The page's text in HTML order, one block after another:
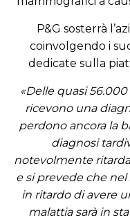
P&G sosterrà
coinvolgendo i
dedicate sulla
«Delle quasi
ricevono una
perdono ancora la
diagnosi
notevolmente
e si prevede che
in ritardo di avere
malattia sarà in